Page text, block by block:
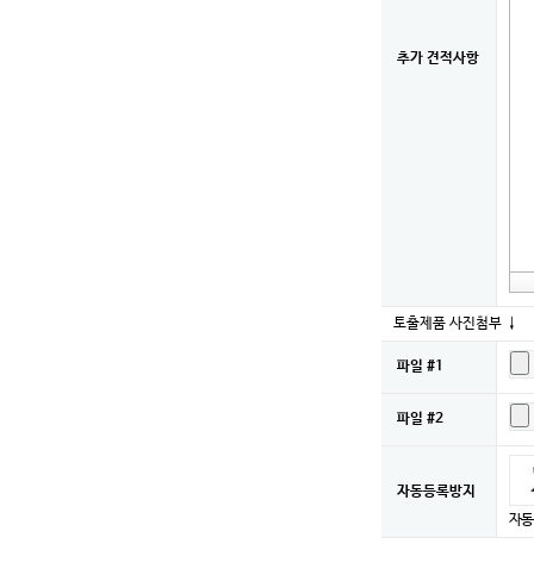
추가 견적사항
토출제품 사진첨부 ↓
파일 #1
파일 #2
자동등록방지
자